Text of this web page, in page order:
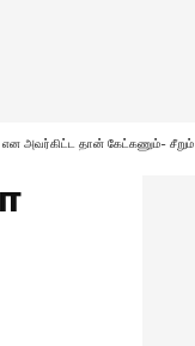
அவர்கிட்ட தான் கேட்கணும்-